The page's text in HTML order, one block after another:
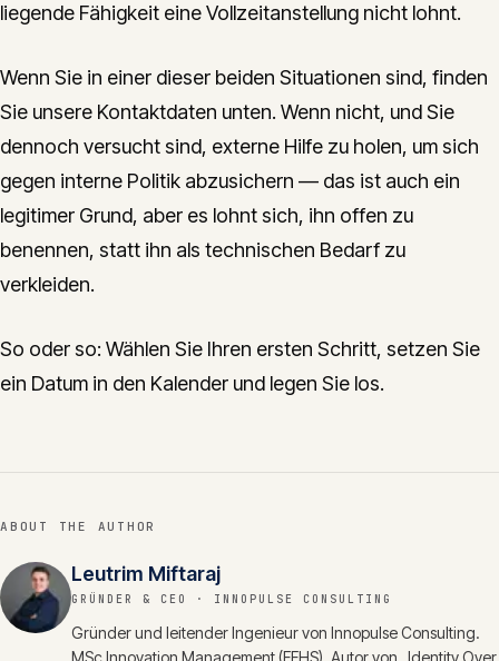
liegende Fähigkeit eine Vollzeitanstellung nicht lohnt.
Wenn Sie in einer dieser beiden Situationen sind, finden
Sie unsere Kontaktdaten unten. Wenn nicht, und Sie
dennoch versucht sind, externe Hilfe zu holen, um sich
gegen interne Politik abzusichern — das ist auch ein
legitimer Grund, aber es lohnt sich, ihn offen zu
benennen, statt ihn als technischen Bedarf zu
verkleiden.
So oder so: Wählen Sie Ihren ersten Schritt, setzen Sie
ein Datum in den Kalender und legen Sie los.
ABOUT THE AUTHOR
Leutrim Miftaraj
GRÜNDER & CEO · INNOPULSE CONSULTING
Gründer und leitender Ingenieur von Innopulse Consulting.
MSc Innovation Management (FFHS). Autor von „Identity Over